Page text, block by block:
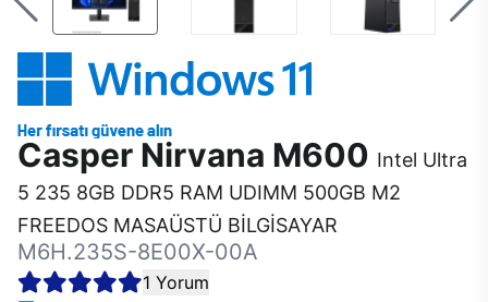
Casper Nirvana M600 Intel Ultra
5 235 8GB DDR5 RAM UDIMM 500GB M2
FREEDOS MASAÜSTÜ BİLGİSAYAR
M6H.235S-8E00X-00A
1 Yorum